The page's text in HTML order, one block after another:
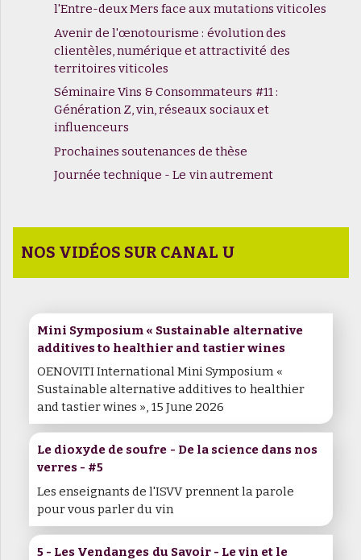
l'Entre-deux Mers face aux mutations viticoles
Avenir de l'œnotourisme : évolution des
clientèles, numérique et attractivité des
territoires viticoles
Séminaire Vins & Consommateurs #11 :
Génération Z, vin, réseaux sociaux et
influenceurs
Prochaines soutenances de thèse
Journée technique - Le vin autrement
NOS VIDÉOS SUR CANAL U
Mini Symposium « Sustainable alternative
additives to healthier and tastier wines
OENOVITI International Mini Symposium «
Sustainable alternative additives to healthier
and tastier wines », 15 June 2026
Le dioxyde de soufre - De la science dans nos
verres - #5
Les enseignants de l'ISVV prennent la parole
pour vous parler du vin
5 - Les Vendanges du Savoir - Le vin et le